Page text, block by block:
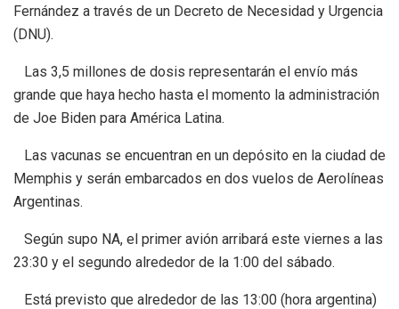
Fernández a través de un Decreto de Necesidad y Urgencia
(DNU).
Las 3,5 millones de dosis representarán el envío más
grande que haya hecho hasta el momento la administración
de Joe Biden para América Latina.
Las vacunas se encuentran en un depósito en la ciudad de
Memphis y serán embarcados en dos vuelos de Aerolíneas
Argentinas.
Según supo NA, el primer avión arribará este viernes a las
23:30 y el segundo alrededor de la 1:00 del sábado.
Está previsto que alrededor de las 13:00 (hora argentina)